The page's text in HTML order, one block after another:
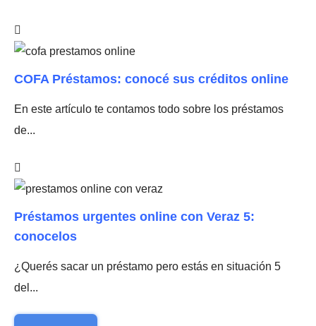
COFA Préstamos: conocé sus créditos online
En este artículo te contamos todo sobre los préstamos
de...
Préstamos urgentes online con Veraz 5:
conocelos
¿Querés sacar un préstamo pero estás en situación 5
del...